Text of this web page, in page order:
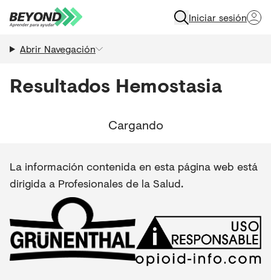
Iniciar sesión
Abrir Navegación
Resultados Hemostasia
Cargando
La información contenida en esta página web está
dirigida a Profesionales de la Salud.